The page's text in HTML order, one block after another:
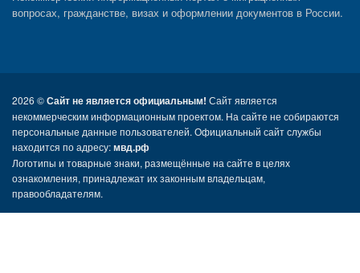
вопросах, гражданстве, визах и оформлении документов в России.
2026 ©Сайт не является официальным! Сайт является
некоммерческим информационным проектом. На сайте не собираются
персональные данные пользователей. Официальный сайт службы
находится по адресу:мвд.рф
Логотипы и товарные знаки, размещённые на сайте в целях
ознакомления, принадлежат их законным владельцам,
правообладателям.